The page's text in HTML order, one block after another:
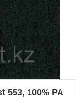
553, 100% PA